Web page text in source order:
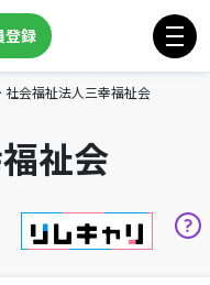
登録
社会福祉法人三幸福祉会
祉会